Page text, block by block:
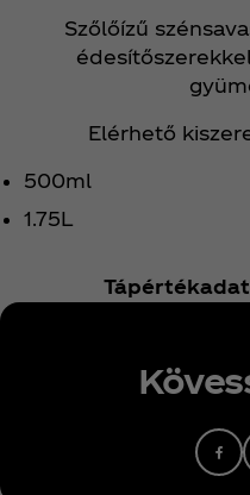
Szőlőízű
Elérhető
500ml
1.75L